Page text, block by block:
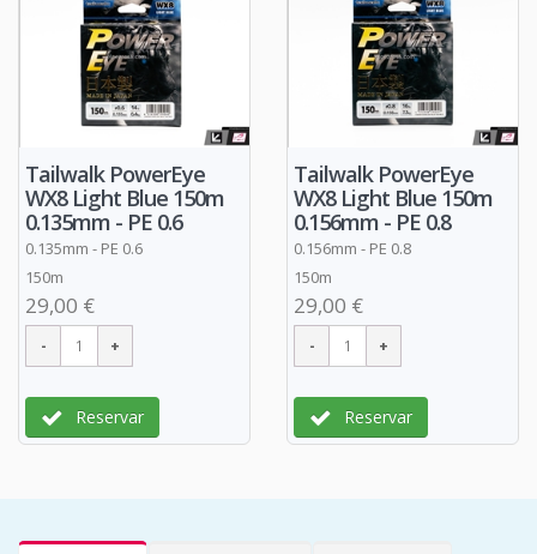
Tailwalk PowerEye
WX8 Light Blue 150m
0.135mm - PE 0.6
0.135mm - PE 0.6
150m
29,00 €
Reservar
Tailwalk PowerEye
WX8 Light Blue 150m
0.156mm - PE 0.8
0.156mm - PE 0.8
150m
29,00 €
Reservar